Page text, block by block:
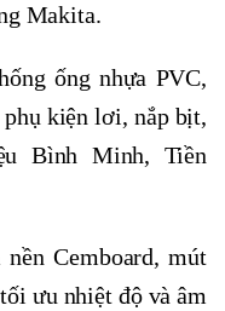
Makita.
ống nhựa PVC,
phụ kiện lơi, nắp bịt,
Bình Minh, Tiền
Cemboard, mút
ưu nhiệt độ và âm